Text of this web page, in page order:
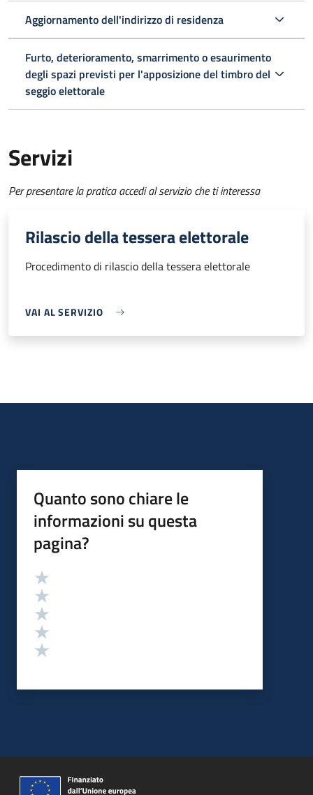
Aggiornamento dell'indirizzo di residenza
Furto, deterioramento, smarrimento o esaurimento
degli spazi previsti per l'apposizione del timbro del
seggio elettorale
Servizi
Per presentare la pratica accedi al servizio che ti interessa
Rilascio della tessera elettorale
Procedimento di rilascio della tessera elettorale
VAI AL SERVIZIO
Quanto sono chiare le
informazioni su questa
pagina?
Valutazione